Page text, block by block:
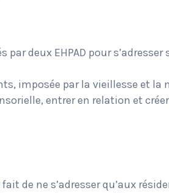
par deux EHPAD pour
imposée par la vieillesse et la
entrer en relation et
de ne s’adresser qu’aux